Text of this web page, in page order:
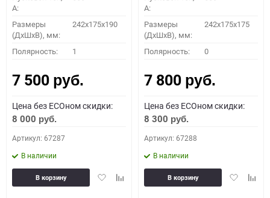
A:
Размеры
(ДхШхВ), мм:
242x175x190
Полярность: 1
7 500 руб.
Цена без ECOном скидки:
8 000 руб.
Артикул: 67287
В наличии
ДобавитьДобавить
В корзину
A:
Размеры
(ДхШхВ), мм:
242x175x175
Полярность: 0
7 800 руб.
Цена без ECOном скидки:
8 300 руб.
Артикул: 67288
В наличии
Добавить
В корзину